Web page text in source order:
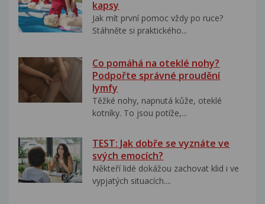
kapsy
Jak mít první pomoc vždy po ruce?
Stáhněte si praktického...
Co pomáhá na oteklé nohy?
Podpořte správné proudění
lymfy
Těžké nohy, napnutá kůže, oteklé
kotníky. To jsou potíže,...
TEST: Jak dobře se vyznáte ve
svých emocích?
Někteří lidé dokážou zachovat klid i ve
vypjatých situacích....